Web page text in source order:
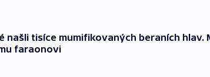
našli tisíce mumifikovaných beraních
faraonovi